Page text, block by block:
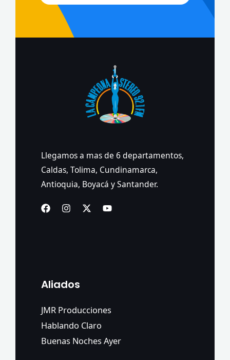
Llegamos a mas de 6 departamentos,
Caldas, Tolima, Cundinamarca,
Antioquia, Boyacá y Santander.
Aliados
JMR Producciones
Hablando Claro
Buenas Noches Ayer